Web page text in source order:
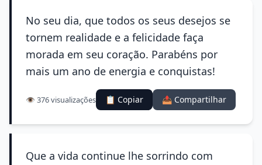
No seu dia, que todos os seus desejos se
tornem realidade e a felicidade faça
morada em seu coração. Parabéns por
mais um ano de energia e conquistas!
👁️ 376 visualizações 📋 Copiar 📤 Compartilhar
Que a vida continue lhe sorrindo com